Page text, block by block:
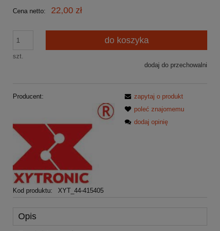
Cena netto: 22,00 zł
szt.
do koszyka
dodaj do przechowalni
Producent:
Kod produktu: XYT_44-415405
zapytaj o produkt
poleć znajomemu
dodaj opinię
Opis